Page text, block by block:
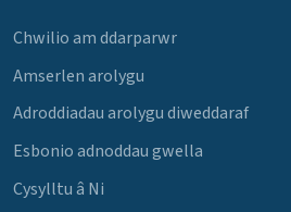
Chwilio am ddarparwr
Amserlen arolygu
Adroddiadau arolygu diweddaraf
Esbonio adnoddau gwella
Cysylltu â Ni